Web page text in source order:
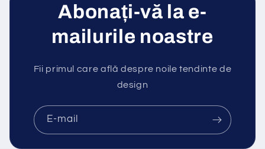
Abonați-vă la e-
mailurile noastre
Fii primul care află despre noile tendinte de
design
E-mail